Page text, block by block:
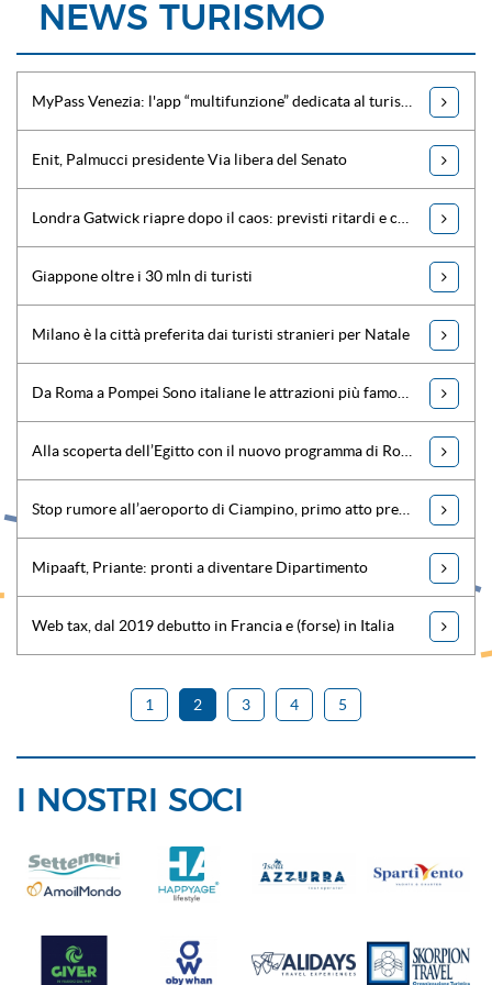
NEWS TURISMO
Enit, Palmucci presidente Via libera del Senato
Giappone oltre i 30 mln di turisti
Milano è la città preferita dai turisti stranieri per Natale
Mipaaft, Priante: pronti a diventare Dipartimento
Web tax, dal 2019 debutto in Francia e (forse) in Italia
1 2 3 4 5
I NOSTRI SOCI